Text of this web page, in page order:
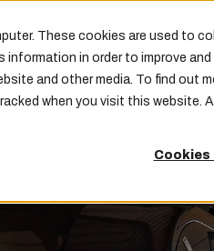
These cookies are used to
information in order to improve
and other media. To find out
when you visit this website.